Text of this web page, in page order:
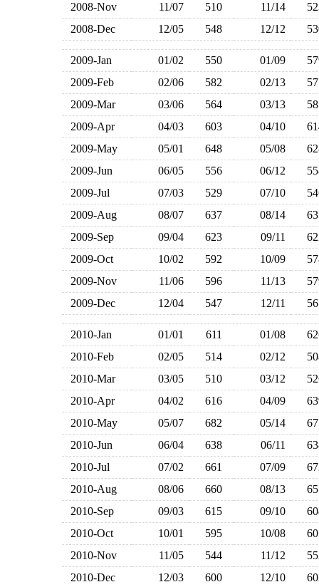
2008-Nov
11/07 510 11/14
2008-Dec
12/05 548 12/12
2009-Jan 01/02 550 01/09
2009-Feb
02/06 582 02/13
2009-Mar
03/06 564 03/13
2009-Apr
04/03 603 04/10
2009-May
05/01 648 05/08
2009-Jun
06/05 556 06/12
2009-Jul
07/03 529 07/10
2009-Aug
08/07 637 08/14
2009-Sep
09/04 623 09/11
2009-Oct
10/02 592 10/09
2009-Nov
11/06 596 11/13
2009-Dec
12/04 547 12/11
2010-Jan 01/01 611 01/08
2010-Feb
02/05 514 02/12
2010-Mar
03/05 510 03/12
2010-Apr
04/02 616 04/09
2010-May
05/07 682 05/14
2010-Jun
06/04 638 06/11
2010-Jul
07/02 661 07/09
2010-Aug
08/06 660 08/13
2010-Sep
09/03 615 09/10
2010-Oct
10/01 595 10/08
2010-Nov
11/05 544 11/12
2010-Dec
12/03 600 12/10